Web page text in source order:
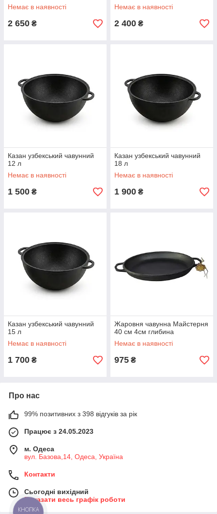
Немає в наявності
2 650 ₴
Немає в наявності
2 400 ₴
Казан узбекський чавунний
12 л
Немає в наявності
1 500 ₴
Казан узбекський чавунний
18 л
Немає в наявності
1 900 ₴
Казан узбекський чавунний
15 л
Немає в наявності
1 700 ₴
Жаровня чавунна Майстерня
40 см 4см глибина
Немає в наявності
975 ₴
Про нас
99% позитивних з 398 відгуків за рік
Працює з 24.05.2023
м. Одеса
вул. Базова,14, Одеса, Україна
Контакти
Сьогодні вихідний
Показати весь графік роботи
КНОПКА